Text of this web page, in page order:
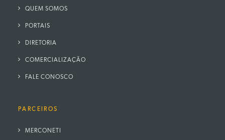
QUEM SOMOS
PORTAIS
DIRETORIA
COMERCIALIZAÇÃO
FALE CONOSCO
PARCEIROS
MERCONETI